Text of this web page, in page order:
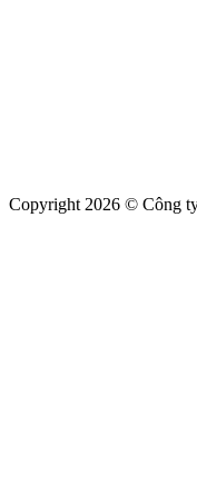
Copyright 2026 © Công